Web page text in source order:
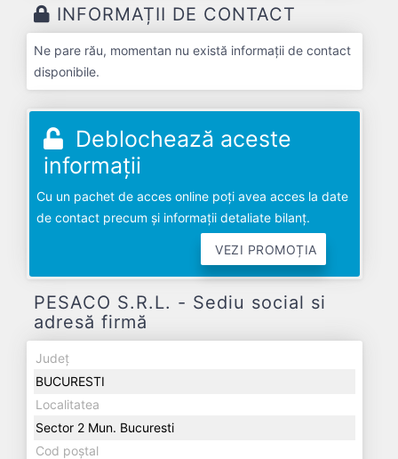
INFORMAȚII DE CONTACT
Ne pare rău, momentan nu există informații de contact
disponibile.
Deblochează aceste
informații
Cu un pachet de acces online poți avea acces la date
de contact precum și informații detaliate bilanț.
VEZI PROMOȚIA
PESACO S.R.L. - Sediu social si
adresă firmă
Județ
BUCURESTI
Localitatea
Sector 2 Mun. Bucuresti
Cod poștal